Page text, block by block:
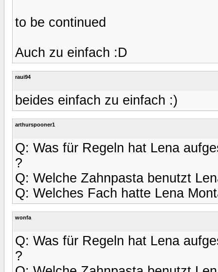
to be continued
Auch zu einfach :D
raui94
beides einfach zu einfach :)
arthurspooner1
Q: Was für Regeln hat Lena
?
Q: Welche Zahnpasta benutzt
Q: Welches Fach hatte Lena
wonfa
Q: Was für Regeln hat Lena
?